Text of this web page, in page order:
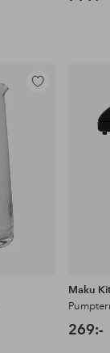
Maku
269:-